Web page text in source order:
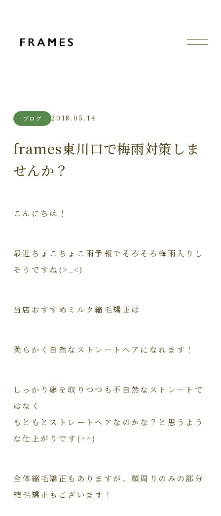
ブログ 2018.05.14
frames東川口で梅雨対策しま
せんか？
こんにちは！
最近ちょこちょこ雨予報でそろそろ梅雨入りし
そうですね(>_<)
当店おすすめミルク縮毛矯正は
柔らかく自然なストレートヘアになれます！
しっかり癖を取りつつも不自然なストレートで
はなく
もともとストレートヘアなのかな？と思うよう
な仕上がりです(^^)
全体縮毛矯正もありますが、顔周りのみの部分
縮毛矯正もございます！